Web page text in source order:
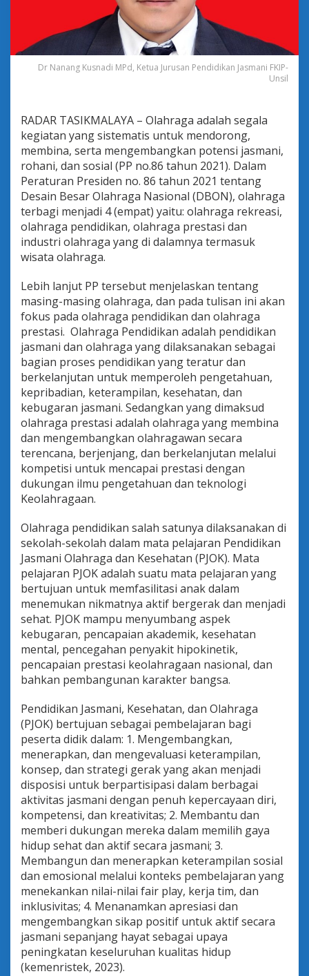
M
e
n
g
e
n
o
i
f
i
k
a
s
i
,
T
O
l
a
h
a
g
a
P
r
e
s
t
a
s
H
u
s
S
t
a
n
d
a
r
i
s
a
s
Dr Nanang Kusnadi MPd, Ketua Jurusan Pendidikan Jasmani FKIP-
Unsil
RADAR TASIKMALAYA – Olahraga adalah segala
kegiatan yang sistematis untuk mendorong,
membina, serta mengembangkan potensi jasmani,
rohani, dan sosial (PP no.86 tahun 2021). Dalam
Peraturan Presiden no. 86 tahun 2021 tentang
Desain Besar Olahraga Nasional (DBON), olahraga
terbagi menjadi 4 (empat) yaitu: olahraga rekreasi,
olahraga pendidikan, olahraga prestasi dan
industri olahraga yang di dalamnya termasuk
wisata olahraga.
Lebih lanjut PP tersebut menjelaskan tentang
masing-masing olahraga, dan pada tulisan ini akan
fokus pada olahraga pendidikan dan olahraga
prestasi. Olahraga Pendidikan adalah pendidikan
jasmani dan olahraga yang dilaksanakan sebagai
bagian proses pendidikan yang teratur dan
berkelanjutan untuk memperoleh pengetahuan,
kepribadian, keterampilan, kesehatan, dan
kebugaran jasmani. Sedangkan yang dimaksud
olahraga prestasi adalah olahraga yang membina
dan mengembangkan olahragawan secara
terencana, berjenjang, dan berkelanjutan melalui
kompetisi untuk mencapai prestasi dengan
dukungan ilmu pengetahuan dan teknologi
Keolahragaan.
Olahraga pendidikan salah satunya dilaksanakan di
sekolah-sekolah dalam mata pelajaran Pendidikan
Jasmani Olahraga dan Kesehatan (PJOK). Mata
pelajaran PJOK adalah suatu mata pelajaran yang
bertujuan untuk memfasilitasi anak dalam
menemukan nikmatnya aktif bergerak dan menjadi
sehat. PJOK mampu menyumbang aspek
kebugaran, pencapaian akademik, kesehatan
mental, pencegahan penyakit hipokinetik,
pencapaian prestasi keolahragaan nasional, dan
bahkan pembangunan karakter bangsa.
Pendidikan Jasmani, Kesehatan, dan Olahraga
(PJOK) bertujuan sebagai pembelajaran bagi
peserta didik dalam: 1. Mengembangkan,
menerapkan, dan mengevaluasi keterampilan,
konsep, dan strategi gerak yang akan menjadi
disposisi untuk berpartisipasi dalam berbagai
aktivitas jasmani dengan penuh kepercayaan diri,
kompetensi, dan kreativitas; 2. Membantu dan
memberi dukungan mereka dalam memilih gaya
hidup sehat dan aktif secara jasmani; 3.
Membangun dan menerapkan keterampilan sosial
dan emosional melalui konteks pembelajaran yang
menekankan nilai-nilai fair play, kerja tim, dan
inklusivitas; 4. Menanamkan apresiasi dan
mengembangkan sikap positif untuk aktif secara
jasmani sepanjang hayat sebagai upaya
peningkatan keseluruhan kualitas hidup
(kemenristek, 2023).